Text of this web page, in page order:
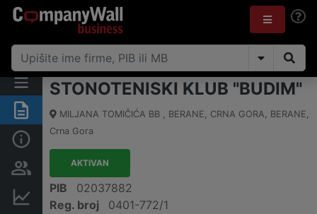
Sažetak
Osobe i vlasništvo
STONOTENISKI KLUB "BUDIM"
MILJANA TOMIČIĆA BB , BERANE, CRNA GORA, BERANE,
Crna Gora
AKTIVAN
PIB
02037882
Reg. broj
0401-772/1